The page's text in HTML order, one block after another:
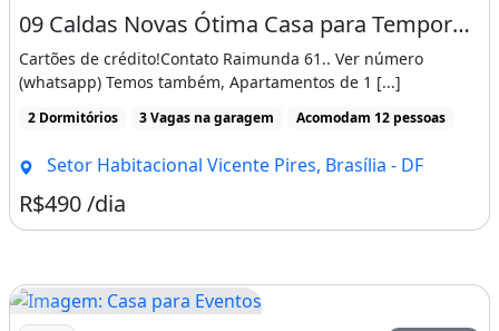
fica 90 km de distância e de Goiânia 150 km
próximo ao outlet premium Brasília , na Br
060 , entrada pelo posto medalhão , inicia
estrada de chão em torno de 23 a 27 km !
At Junior Wtzap 61
Vista para o lago
09 Caldas Novas Ótima Casa para Temporada
Cartões de crédito!Contato Raimunda 61.. Ver número
(whatsapp) Temos também, Apartamentos de 1 [...]
2 Dormitórios 3 Vagas na garagem Acomodam 12 pessoas
Setor Habitacional Vicente Pires, Brasília - DF
R$490 /dia